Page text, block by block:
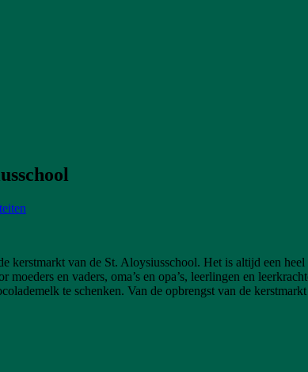
kerstmarkt van de St. Aloysiusschool. Het is altijd een
moeders en vaders, oma’s en opa’s, leerlingen en
te schenken. Van de opbrengst van de